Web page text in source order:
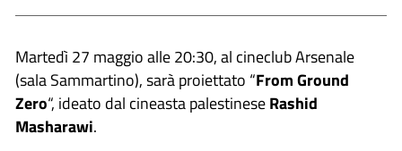
Martedì 27 maggio alle 20:30, al cineclub Arsenale
(sala Sammartino), sarà proiettato “From Ground
Zero“, ideato dal cineasta palestineseRashid
Masharawi.